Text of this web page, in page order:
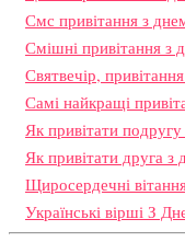
Смс привітання з
Смішні привітання з
Святвечір,
Самі найкращі
Як привітати
Як привітати друга
Щиросердечні
Українські вірші З